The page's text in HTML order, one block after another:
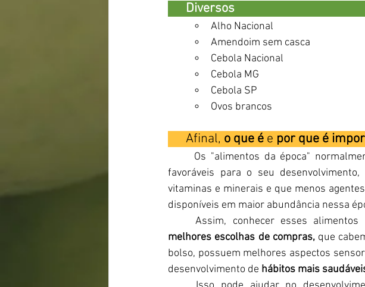
Alho Nacional
Amendoim sem casca
Cebola Nacional
Cebola MG
Cebola SP
Ovos brancos
Afinal, o que é e por que é
favoráveis para o seu
vitaminas e minerais e que menos
disponíveis em maior abundância nessa
melhores escolhas de compras, que
bolso, possuem melhores aspectos
desenvolvimento de hábitos mais